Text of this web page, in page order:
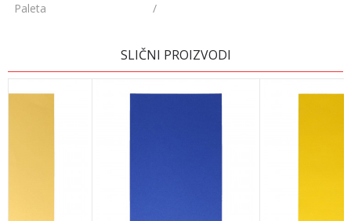
Paleta
/
Ime/Nadimak
SLIČNI PROIZVODI